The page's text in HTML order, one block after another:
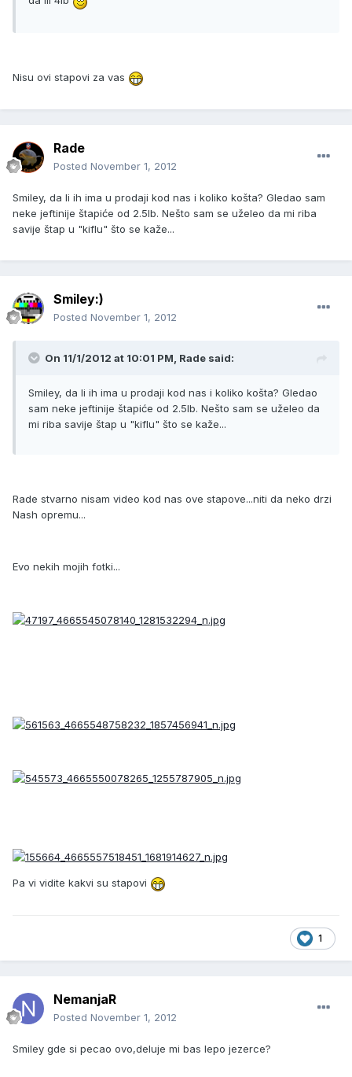
Nisu ovi stapovi za vas
Rade
Posted November 1, 2012
Smiley, da li ih ima u prodaji kod nas i koliko košta? Gledao sam
neke jeftinije štapiće od 2.5lb. Nešto sam se uželeo da mi riba
savije štap u "kiflu" što se kaže...
Smiley:)
Posted November 1, 2012
On 11/1/2012 at 10:01 PM, Rade said:
Smiley, da li ih ima u prodaji kod nas i koliko košta? Gledao
sam neke jeftinije štapiće od 2.5lb. Nešto sam se uželeo da
mi riba savije štap u "kiflu" što se kaže...
Rade stvarno nisam video kod nas ove stapove...niti da neko drzi
Nash opremu...
Evo nekih mojih fotki...
Pa vi vidite kakvi su stapovi
1
NemanjaR
Posted November 1, 2012
Smiley gde si pecao ovo,deluje mi bas lepo jezerce?